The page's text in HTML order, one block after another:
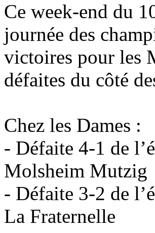
Ce week-end du
journée des
victoires pour les
défaites du côté
Chez les Dames :
- Défaite 4-1 de
Molsheim Mutzig
- Défaite 3-2 de
La Fraternelle